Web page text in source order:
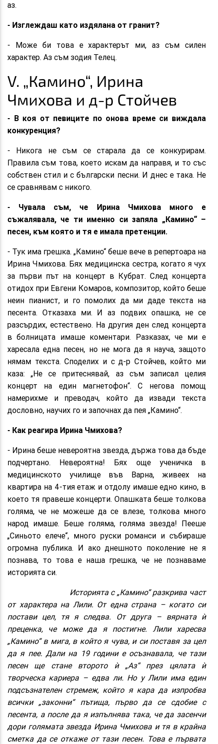
аз.
- Изглеждаш като издялана от гранит?
- Може би това е характерът ми, аз съм силен
характер. Аз съм зодия Телец.
V. „Камино“, Ирина
Чмихова и д-р Стойчев
- В коя от певиците по онова време си виждала
конкуренция?
- Никога не съм се старала да се конкурирам.
Правила съм това, което искам да направя, и то със
собствен стил и с български песни. И днес е така. Не
се сравнявам с никого.
- Чувала съм, че Ирина Чмихова много е
съжалявала, че ти именно си запяла „Камино“ –
песен, към която и тя е имала претенции.
- Тук има грешка. „Камино“ беше вeче в репертоара на
Ирина Чмихова. Бях медицинска сестра, когато я чух
за първи път на концерт в Кубрат. След концерта
отидох при Евгени Комаров, композитор, който беше
неин пианист, и го помолих да ми даде текста на
песента. Отказаха ми. И аз подвих опашка, не се
разсърдих, естествено. На другия ден след концерта
в болницата имаше коментари. Разказах, че ми е
харесала една песен, но не мога да я науча, защото
нямам текста. Споделих и с д-р Стойчев, който ми
каза: „Не се притеснявай, аз съм записал целия
концерт на един магнетофон“. С негова помощ
намерихме и преводач, който да извади текста
дословно, научих го и започнах да пея „Камино“.
- Как реагира Ирина Чмихова?
- Ирина беше невероятна звезда, държа това да бъде
подчертано. Невероятна! Бях още ученичка в
медицинското училище във Варна, живеех на
квартира на 4-тия етаж и отдолу имаше едно кино, в
което тя правеше концерти. Опашката беше толкова
голяма, че не можеше да се влезе, толкова много
народ имаше. Беше голяма, голяма звезда! Пееше
„Синьото елече“, много руски романси и събираше
огромна публика. И ако днешното поколение не я
познава, то това е наша грешка, че не познаваме
историята си.
Историята с „Камино“ разкрива част
от характера на Лили. От една страна – когато си
постави цел, тя я следва. От друга – вярната ѝ
преценка, че може да я постигне. Лили харесва
„Камино“ в мига, в който я чува, и си поставя за цел
да я пее. Дали на 19 години е осъзнавала, че тази
песен ще стане второто ѝ „Аз“ през цялата ѝ
творческа кариера – едва ли. Но у Лили има един
подсъзнателен стремеж, който я кара да изпробва
всички „законни“ пътища, първо да се сдобие с
песента, а после да я изпълнява така, че да засенчи
дори голямата звезда Ирина Чмихова и тя в крайна
сметка да се откаже от тази песен. Това е първата